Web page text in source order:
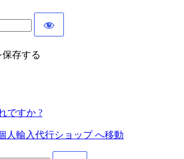
存する
ですか ?
人輸入代行ショップ へ移動